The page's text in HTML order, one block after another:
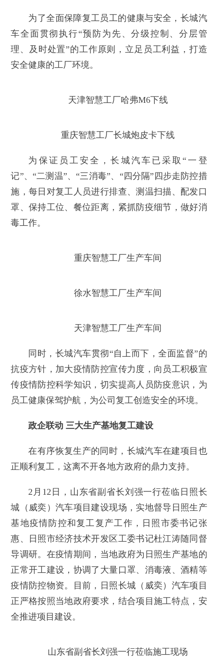
为了全面保障复工员工的健康与安全，长城汽
车全面贯彻执行“预防为先、分级控制、分层管
理、及时处置”的工作原则，立足员工利益，打造
安全健康的工厂环境。
天津智慧工厂哈弗M6下线
重庆智慧工厂长城炮皮卡下线
为保证员工安全，长城汽车已采取“一登
记”、“二测温”、“三消毒”、“四分隔”四步走防控措
施，每日对复工人员进行排查、测温扫描、配发口
罩、保持工位、餐位距离，紧抓防疫细节，做好消
毒工作。
重庆智慧工厂生产车间
徐水智慧工厂生产车间
天津智慧工厂生产车间
同时，长城汽车贯彻“自上而下，全面监督”的
抗疫方针，加大疫情防控宣传力度，向员工积极宣
传疫情防控科学知识，切实提高人员防疫意识，为
员工健康保驾护航，为公司复工创造安全的环境。
政企联动 三大生产基地复工建设
在有序恢复生产的同时，长城汽车在建项目也
正顺利复工，这离不开各地方政府的鼎力支持。
2月12日，山东省副省长刘强一行莅临日照长
城（威奕）汽车项目建设现场，实地督导日照生产
基地疫情防控和复工复产工作，日照市委书记张
惠、日照市经济技术开发区工委书记杜江涛随同督
导调研。在疫情期间，当地政府为日照生产基地的
正常开工建设，协调了大量口罩、消毒液、酒精等
疫情防控物资。目前，日照长城（威奕）汽车项目
正严格按照当地政府要求，结合项目施工特点，安
全推进项目建设。
山东省副省长刘强一行莅临施工现场